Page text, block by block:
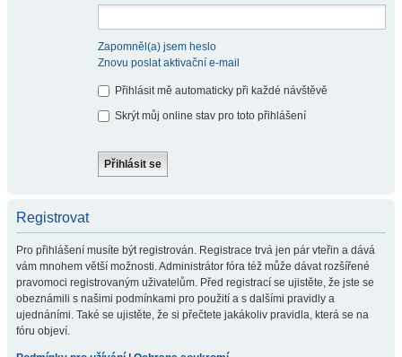
Zapomněl(a) jsem heslo
Znovu poslat aktivační e-mail
Přihlásit mě automaticky při každé návštěvě
Skrýt můj online stav pro toto přihlášení
Registrovat
Pro přihlášení musíte být registrován. Registrace trvá jen pár vteřin a dává
vám mnohem větší možnosti. Administrátor fóra též může dávat rozšířené
pravomoci registrovaným uživatelům. Před registrací se ujistěte, že jste se
obeznámili s našimi podmínkami pro použití a s dalšími pravidly a
ujednáními. Také se ujistěte, že si přečtete jakákoliv pravidla, která se na
fóru objeví.